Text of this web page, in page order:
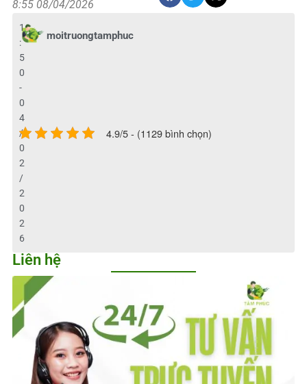
8:55 08/04/2026
moitruongtamphuc
1
:
5
0
-
0
4
/
0
2
/
2
0
2
6
4.9/5 - (1129 bình chọn)
Liên hệ